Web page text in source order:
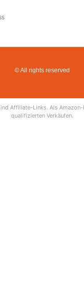
© All rights reserved
Affiliate-Links. Als Amazon-
qualifizierten Verkäufen.